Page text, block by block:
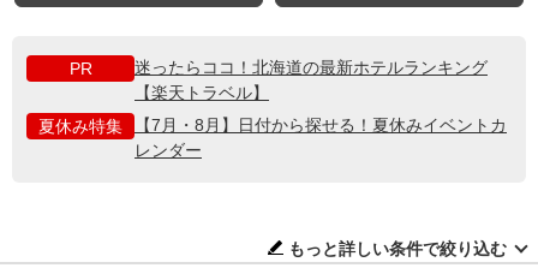
PR
迷ったらココ！北海道の最新ホテルランキング
【楽天トラベル】
夏休み特集
【7月・8月】日付から探せる！夏休みイベントカ
レンダー
もっと詳しい条件で絞り込む